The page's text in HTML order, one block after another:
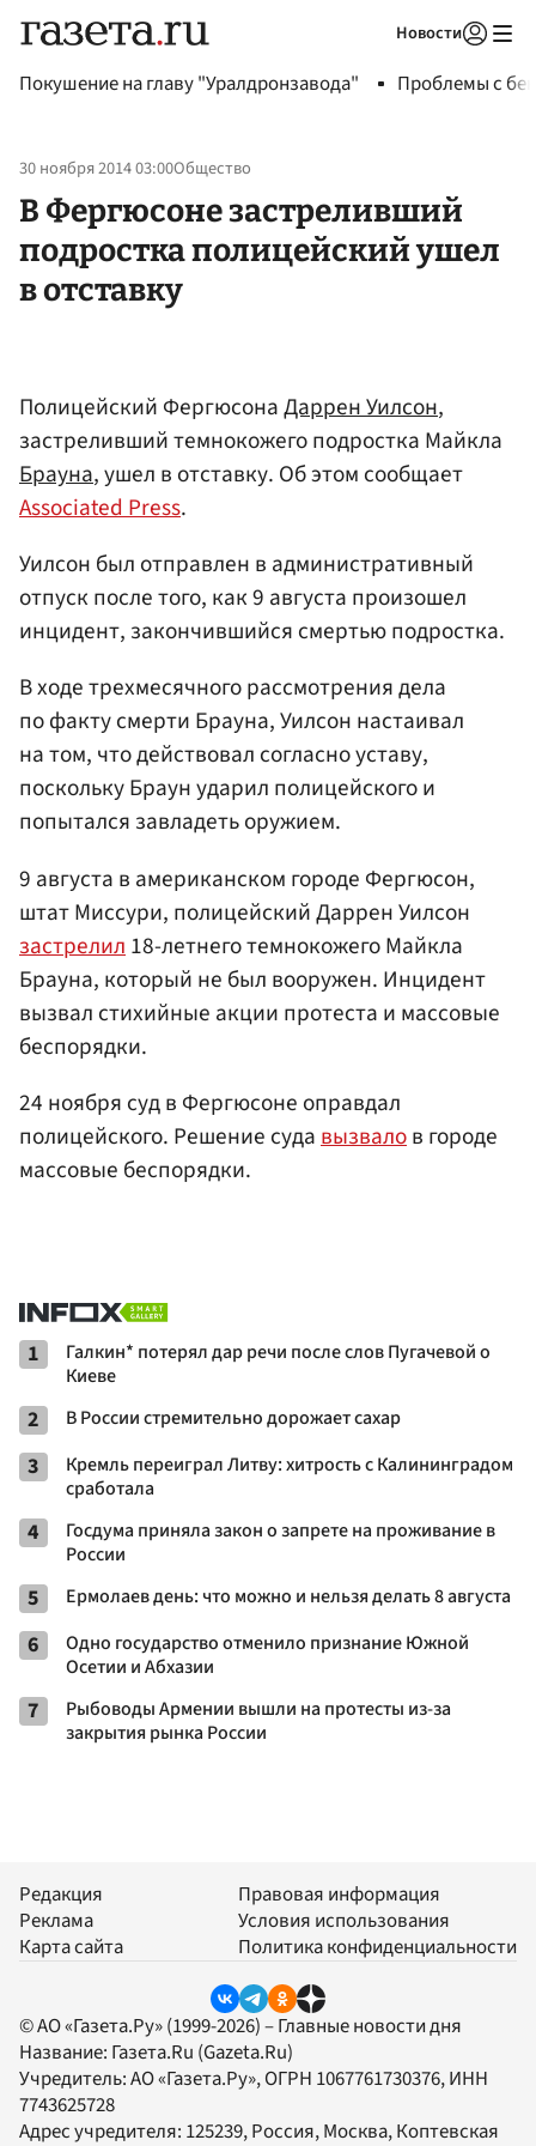
Новости
Покушение на главу "Уралдронзавода" Проблемы с
30 ноября 2014 03:00Общество
В Фергюсоне застреливший
подростка полицейский ушел
в отставку
Полицейский ФергюсонаДаррен Уилсон,
застреливший темнокожего подростка Майкла
Брауна, ушел в отставку. Об этом сообщает
Associated Press.
Уилсон был отправлен в административный
отпуск после того, как 9 августа произошел
инцидент, закончившийся смертью подростка.
В ходе трехмесячного рассмотрения дела
по факту смерти Брауна, Уилсон настаивал
на том, что действовал согласно уставу,
поскольку Браун ударил полицейского и
попытался завладеть оружием.
9 августа в американском городе Фергюсон,
штат Миссури, полицейский Даррен Уилсон
застрелил 18-летнего темнокожего Майкла
Брауна, который не был вооружен. Инцидент
вызвал стихийные акции протеста и массовые
беспорядки.
24 ноября суд в Фергюсоне оправдал
полицейского. Решение судавызвалов городе
массовые беспорядки.
1
Галкин* потерял дар речи после слов Пугачевой о
Киеве
2 В России стремительно дорожает сахар
3
Кремль переиграл Литву: хитрость с Калининградом
сработала
4
Госдума приняла закон о запрете на проживание в
России
5 Ермолаев день: что можно и нельзя делать 8 августа
6
Одно государство отменило признание Южной
Осетии и Абхазии
7
Рыбоводы Армении вышли на протесты из-за
закрытия рынка России
Редакция
Реклама
Карта сайта
Правовая информация
Условия использования
Политика конфиденциальности
© АО «Газета.Ру» (1999-2026) – Главные новости дня
Название: Газета.Ru (Gazeta.Ru)
Учредитель:АО «Газета.Ру», ОГРН 1067761730376, ИНН
7743625728
Адрес учредителя: 125239, Россия, Москва, Коптевская